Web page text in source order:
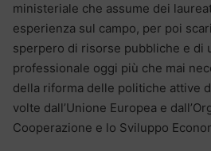
ministeriale che assume dei
esperienza sul campo, per poi
sperpero di risorse pubbliche e di
professionale oggi più che mai
della riforma delle politiche attive
volte dall’Unione Europea e
Cooperazione e lo Sviluppo